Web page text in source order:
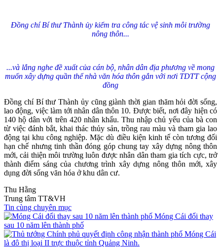
Đồng chí Bí thư Thành ủy kiểm tra công tác vệ sinh môi trường
nông thôn...
...và lắng nghe đề xuất của cán bộ, nhân dân địa phương về mong
muốn xây dựng quần thể nhà văn hóa thôn gắn với nơi TDTT cộng
đồng
Đồng chí Bí thư Thành ủy cũng giành thời gian thăm hỏi đời sống,
lao động, việc làm tới nhân dân thôn 10. Được biết, nơi đây hiện có
140 hộ dân với trên 420 nhân khẩu. Thu nhập chủ yếu của bà con
từ việc đánh bắt, khai thác thủy sản, trồng rau màu và tham gia lao
động tại khu công nghiệp. Mặc dù điều kiện kinh tế còn tương đối
hạn chế nhưng tinh thần đóng góp chung tay xây dựng nông thôn
mới, cải thiện môi trường luôn được nhân dân tham gia tích cực, trở
thành điểm sáng của chương trình xây dựng nông thôn mới, xây
dụng đời sống văn hóa ở khu dân cư.
Thu Hằng
Trung tâm TT&VH
Tin cùng chuyên mục
Móng Cái đổi thay
sau 10 năm lên thành phố